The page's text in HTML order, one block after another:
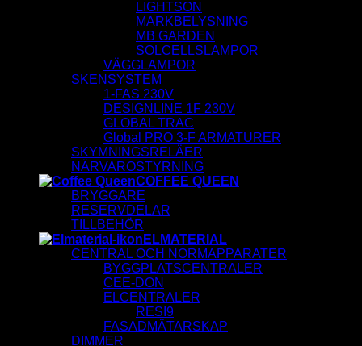
LIGHTSON
MARKBELYSNING
MB GARDEN
SOLCELLSLAMPOR
VÄGGLAMPOR
SKENSYSTEM
1-FAS 230V
DESIGNLINE 1F 230V
GLOBAL TRAC
Global PRO 3-F ARMATURER
SKYMNINGSRELÄER
NÄRVAROSTYRNING
COFFEE QUEEN
BRYGGARE
RESERVDELAR
TILLBEHÖR
ELMATERIAL
CENTRAL OCH NORMAPPARATER
BYGGPLATSCENTRALER
CEE-DON
ELCENTRALER
RESI9
FASADMÄTARSKAP
DIMMER